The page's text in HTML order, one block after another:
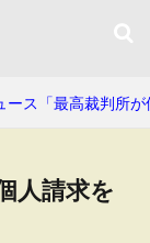
ース「最高裁判所
人請求を